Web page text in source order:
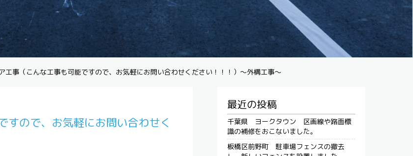
工事（こんな工事も可能ですので、お気軽にお問い合わせください！！！）～外構工事～
すので、お気軽にお問い合わせく
最近の投稿
千葉県 ヨークタウン 区画線や路面標
識の補修をおこないました。
板橋区前野町 駐車場フェンスの撤去